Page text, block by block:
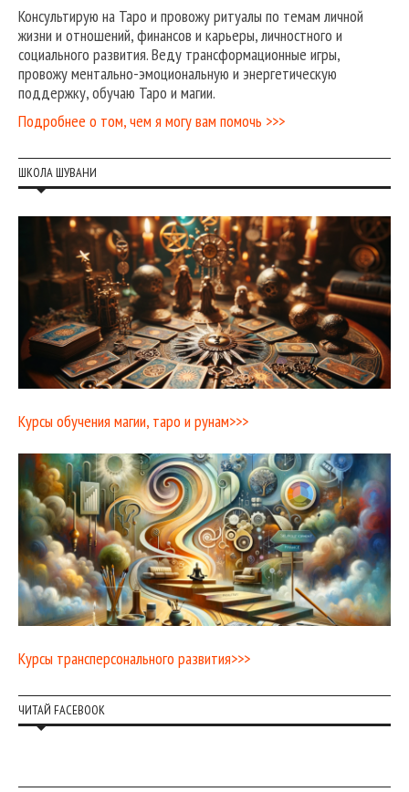
Консультирую на Таро и провожу ритуалы по темам личной
жизни и отношений, финансов и карьеры, личностного и
социального развития. Веду трансформационные игры,
провожу ментально-эмоциональную и энергетическую
поддержку, обучаю Таро и магии.
Подробнее о том, чем я могу вам помочь >>>
ШКОЛА ШУВАНИ
Курсы обучения магии, таро и рунам>>>
Курсы трансперсонального развития>>>
ЧИТАЙ FACEBOOK